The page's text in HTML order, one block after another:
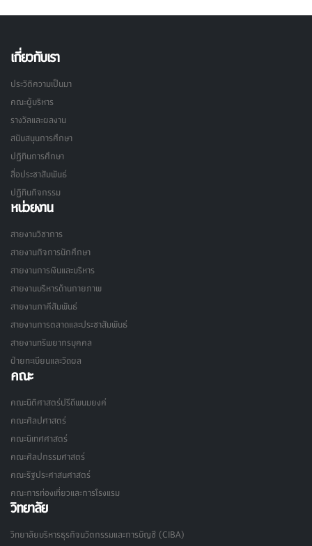
เกี่ยวกับเรา
ประวัติความเป็นมา
คณะผู้บริหาร
รางวัลและผลงาน
สนับสนุนการศึกษา
ปฏิทินการศึกษา
สื่อประชาสัมพันธ์
ปฏิทินกิจกรรม
หน่วยงาน
สายงานวิชาการ
สายงานกิจการนักศึกษา
สายงานการเงินและบริหาร
สายงานบริหารด้านกายภาพ
สายงานภาคีสัมพันธ์
สายงานการตลาดและประชาสัมพันธ์
สายงานทรัพยากรบุคคล
ฝ่ายทะเบียนและวัดผล
คณะ
คณะนิติศาสตร์ปรีดีพนมยงค์
คณะศิลปศาสตร์
คณะนิเทศศาสตร์
คณะศิลปกรรมศาสตร์
คณะรัฐประศาสนศาสตร์
คณะการท่องเที่ยวและการโรงแรม
วิทยาลัย
วิทยาลัยบริหารธุรกิจนวัตกรรมและการบัญชี (CIBA)